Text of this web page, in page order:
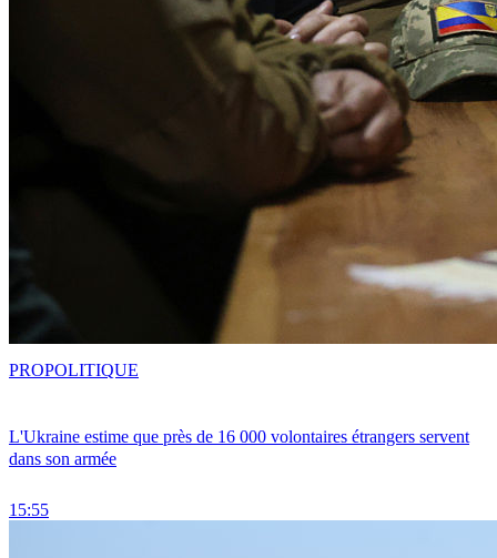
L'Ukraine estime que près de 16 000 volontaires étrangers servent
dans son armée
15:55
PROPOLITIQUE